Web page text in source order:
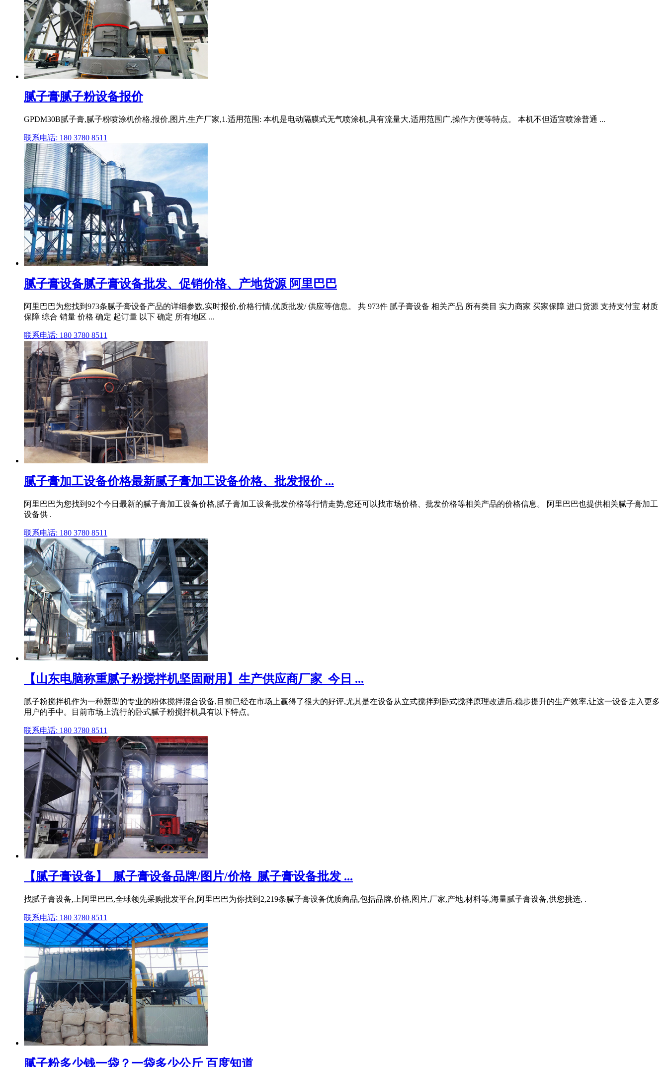
腻子膏腻子粉设备报价
GPDM30B腻子膏,腻子粉喷涂机价格,报价,图片,生产厂家,1.适用范围: 本机是电动隔膜式无气喷涂机,具有流量大,适用范围广,操作方便等特点。 本机不但适宜喷涂普通 ...
联系电话: 180 3780 8511
腻子膏设备腻子膏设备批发、促销价格、产地货源 阿里巴巴
阿里巴巴为您找到973条腻子膏设备产品的详细参数,实时报价,价格行情,优质批发/ 供应等信息。 共 973件 腻子膏设备 相关产品 所有类目 实力商家 买家保障 进口货源 支持支付宝 材质
保障 综合 销量 价格 确定 起订量 以下 确定 所有地区 ...
联系电话: 180 3780 8511
腻子膏加工设备价格最新腻子膏加工设备价格、批发报价 ...
阿里巴巴为您找到92个今日最新的腻子膏加工设备价格,腻子膏加工设备批发价格等行情走势,您还可以找市场价格、批发价格等相关产品的价格信息。 阿里巴巴也提供相关腻子膏加工
设备供 .
联系电话: 180 3780 8511
【山东电脑称重腻子粉搅拌机坚固耐用】生产供应商厂家_今日 ...
腻子粉搅拌机作为一种新型的专业的粉体搅拌混合设备,目前已经在市场上赢得了很大的好评,尤其是在设备从立式搅拌到卧式搅拌原理改进后,稳步提升的生产效率,让这一设备走入更多
用户的手中。目前市场上流行的卧式腻子粉搅拌机具有以下特点。
联系电话: 180 3780 8511
【腻子膏设备】_腻子膏设备品牌/图片/价格_腻子膏设备批发 ...
找腻子膏设备,上阿里巴巴,全球领先采购批发平台,阿里巴巴为你找到2,219条腻子膏设备优质商品,包括品牌,价格,图片,厂家,产地,材料等,海量腻子膏设备,供您挑选, .
联系电话: 180 3780 8511
腻子粉多少钱一袋？一袋多少公斤 百度知道